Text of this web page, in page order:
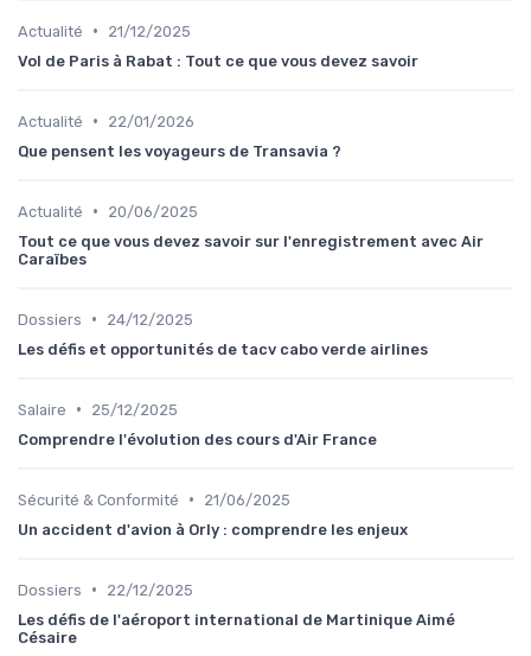
Actualité •
21/12/2025
Vol de Paris à Rabat : Tout ce que vous devez savoir
Actualité •
22/01/2026
Que pensent les voyageurs de Transavia ?
Actualité •
20/06/2025
Tout ce que vous devez savoir sur l'enregistrement avec Air
Caraïbes
Dossiers •
24/12/2025
Les défis et opportunités de tacv cabo verde airlines
Salaire •
25/12/2025
Comprendre l'évolution des cours d'Air France
Sécurité & Conformité •
21/06/2025
Un accident d'avion à Orly : comprendre les enjeux
Dossiers •
22/12/2025
Les défis de l'aéroport international de Martinique Aimé
Césaire